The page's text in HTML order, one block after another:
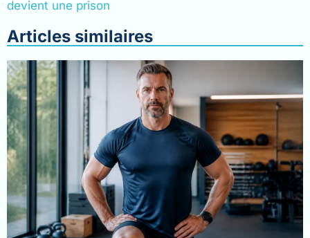
devient une prison
Articles similaires